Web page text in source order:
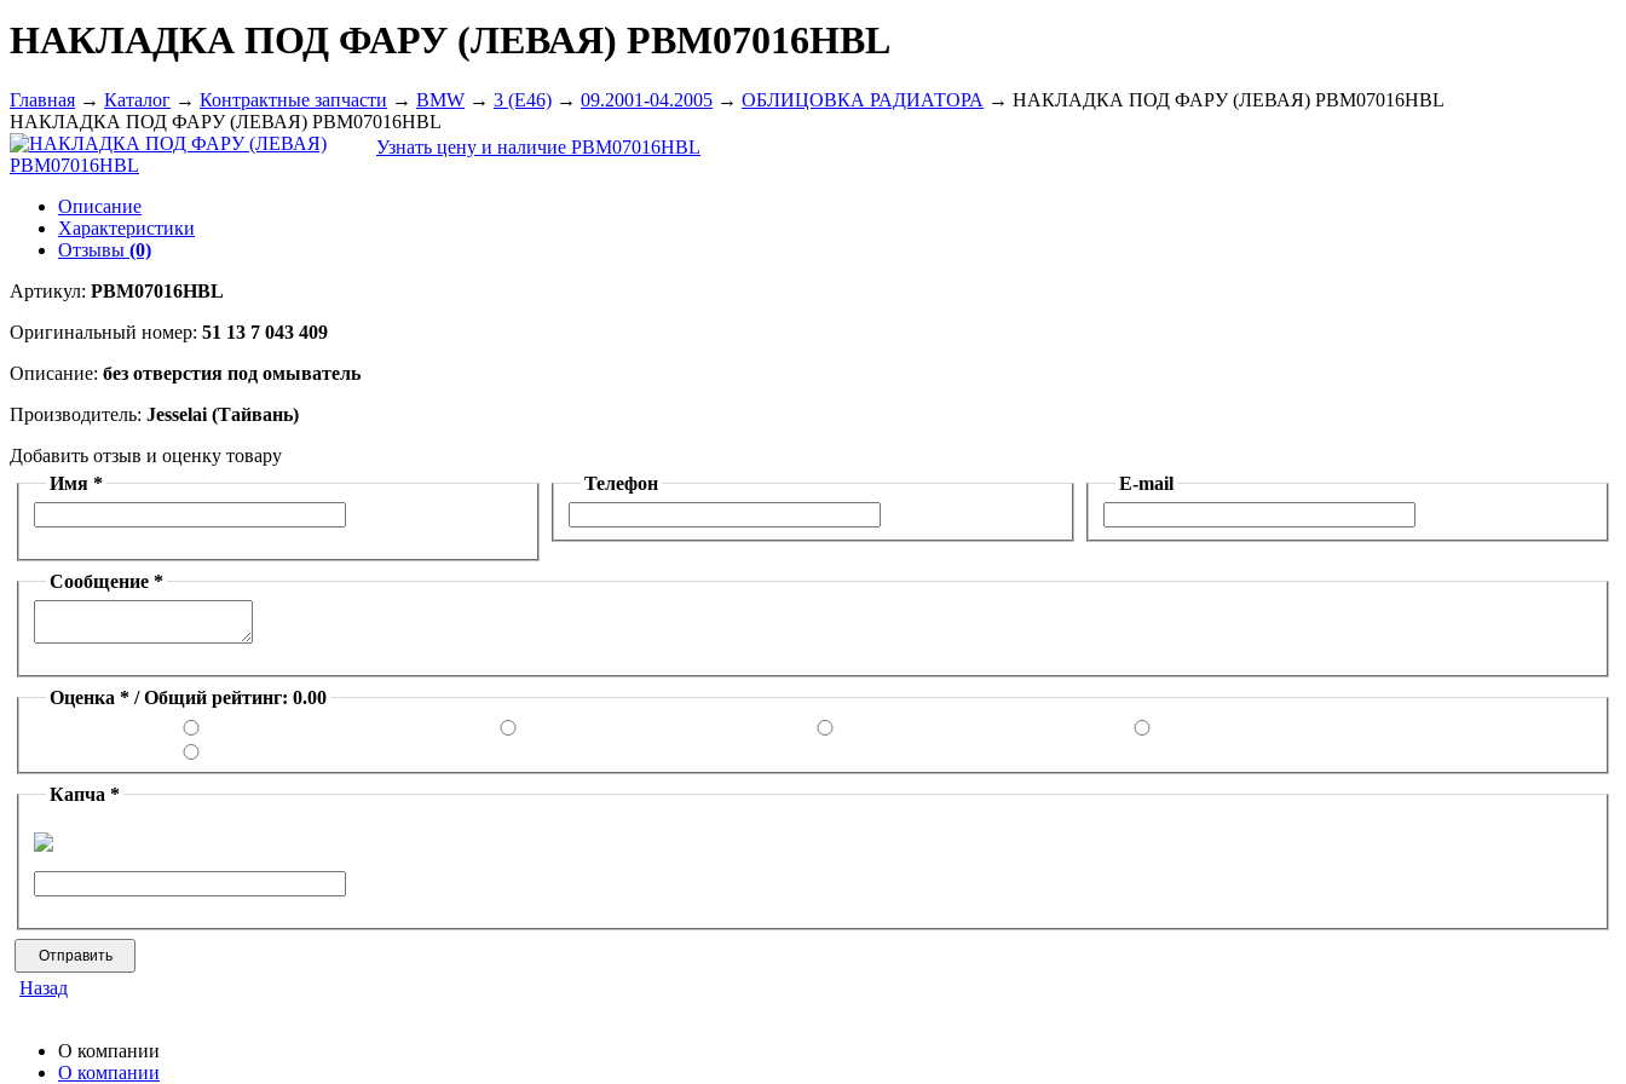
НАКЛАДКА ПОД ФАРУ (ЛЕВАЯ) PBM07016HBL
Главная → Каталог → Контрактные запчасти → BMW → 3 (E46) → 09.2001-04.2005 → ОБЛИЦОВКА РАДИАТОРА → НАКЛАДКА ПОД ФАРУ (ЛЕВАЯ) PBM07016HBL
НАКЛАДКА ПОД ФАРУ (ЛЕВАЯ) PBM07016HBL
Узнать цену и наличие PBM07016HBL
Описание
Характеристики
Отзывы (0)
Артикул: PBM07016HBL
Оригинальный номер: 51 13 7 043 409
Описание: без отверстия под омыватель
Производитель: Jesselai (Тайвань)
Добавить отзыв и оценку товару
Имя *
Телефон E-mail
Сообщение *
Оценка * / Общий рейтинг: 0.00
Капча *
Назад
О компании
О компании